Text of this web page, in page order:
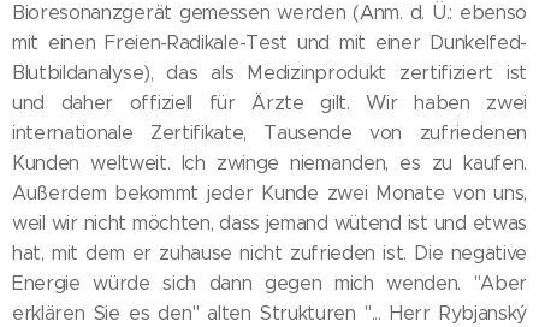
Bioresonanzgerät gemessen werden (Anm. d. Ü.: ebenso
mit einen Freien-Radikale-Test und mit einer Dunkelfed-
Blutbildanalyse), das als Medizinprodukt zertifiziert ist
und daher offiziell für Ärzte gilt. Wir haben zwei
internationale Zertifikate, Tausende von zufriedenen
Kunden weltweit. Ich zwinge niemanden, es zu kaufen.
Außerdem bekommt jeder Kunde zwei Monate von uns,
weil wir nicht möchten, dass jemand wütend ist und etwas
hat, mit dem er zuhause nicht zufrieden ist. Die negative
Energie würde sich dann gegen mich wenden. "Aber
erklären Sie es den" alten Strukturen "... Herr Rybjanský